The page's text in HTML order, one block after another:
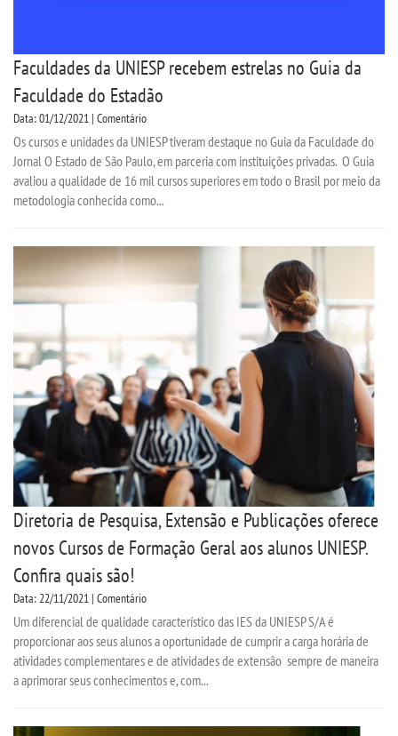
Faculdades da UNIESP recebem estrelas no Guia da
Faculdade do Estadão
Data: 01/12/2021 | Comentário
Os cursos e unidades da UNIESP tiveram destaque no Guia da Faculdade do
Jornal O Estado de São Paulo, em parceria com instituições privadas. O Guia
avaliou a qualidade de 16 mil cursos superiores em todo o Brasil por meio da
metodologia conhecida como...
Diretoria de Pesquisa, Extensão e Publicações oferece
novos Cursos de Formação Geral aos alunos UNIESP.
Confira quais são!
Data: 22/11/2021 | Comentário
Um diferencial de qualidade característico das IES da UNIESP S/A é
proporcionar aos seus alunos a oportunidade de cumprir a carga horária de
atividades complementares e de atividades de extensão sempre de maneira
a aprimorar seus conhecimentos e, com...